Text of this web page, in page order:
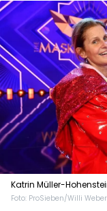
Katrin Müller-
Foto: ProSieben/Willi Weber